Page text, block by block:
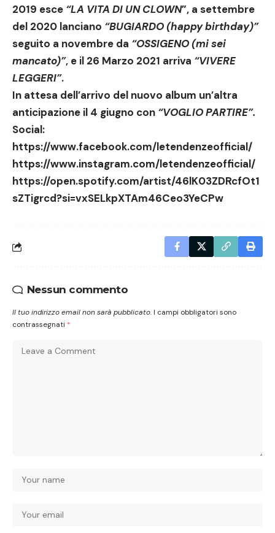
2019 esce “LA VITA DI UN CLOWN”, a settembre
del 2020 lanciano “BUGIARDO (happy birthday)”
seguito a novembre da “OSSIGENO (mi sei
mancato)”, e il 26 Marzo 2021 arriva “VIVERE
LEGGERI”.
In attesa dell’arrivo del nuovo album un’altra
anticipazione il 4 giugno con “VOGLIO PARTIRE”.
Social:
https://www.facebook.com/letendenzeofficial/
https://www.instagram.com/letendenzeofficial/
https://open.spotify.com/artist/46lK03ZDRcfOt1
sZTigrcd?si=vxSELkpXTAm46Ceo3YeCPw
Nessun commento
Il tuo indirizzo email non sarà pubblicato. I campi obbligatori sono
contrassegnati *